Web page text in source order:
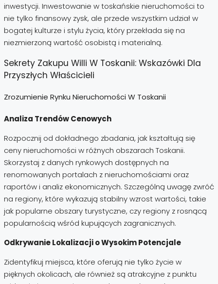
inwestycji. Inwestowanie w toskańskie nieruchomości to
nie tylko finansowy zysk, ale przede wszystkim udział w
bogatej kulturze i stylu życia, który przekłada się na
niezmierzoną wartość osobistą i materialną.
Sekrety Zakupu Willi W Toskanii: Wskazówki Dla
Przyszłych Właścicieli
Zrozumienie Rynku Nieruchomości W Toskanii
Analiza Trendów Cenowych
Rozpocznij od dokładnego zbadania, jak kształtują się
ceny nieruchomości w różnych obszarach Toskanii.
Skorzystaj z danych rynkowych dostępnych na
renomowanych portalach z nieruchomościami oraz
raportów i analiz ekonomicznych. Szczególną uwagę zwróć
na regiony, które wykazują stabilny wzrost wartości, takie
jak popularne obszary turystyczne, czy regiony z rosnącą
popularnością wśród kupujących zagranicznych.
Odkrywanie Lokalizacji o Wysokim Potencjale
Zidentyfikuj miejsca, które oferują nie tylko życie w
pięknych okolicach, ale również są atrakcyjne z punktu